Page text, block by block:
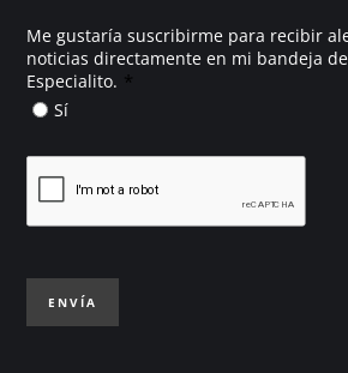
Me gustaría suscribirme para recibir
noticias directamente en mi bandeja
Especialito. *
Sí
ENVÍA